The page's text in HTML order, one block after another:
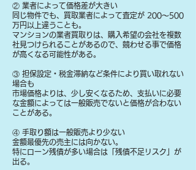
② 業者によって価格差が大きい
同じ物件でも、買取業者によって査定が 200〜500
万円以上違うことも。
マンションの業者買取りは、購入希望の会社を複数
社見つけられることがあるので、競わせる事で価格
が高くなる可能性がある。
③ 担保設定・税金滞納など条件により買い取れない
場合も
​市場価格よりは、少し安くなるため、支払いに必要
な金額によっては一般販売でないと価格が合わない
ことがある。
④ 手取り額は一般販売より少ない
金額最優先の売主には向かない。
特にローン残債が多い場合は「残債不足リスク」が
出る。